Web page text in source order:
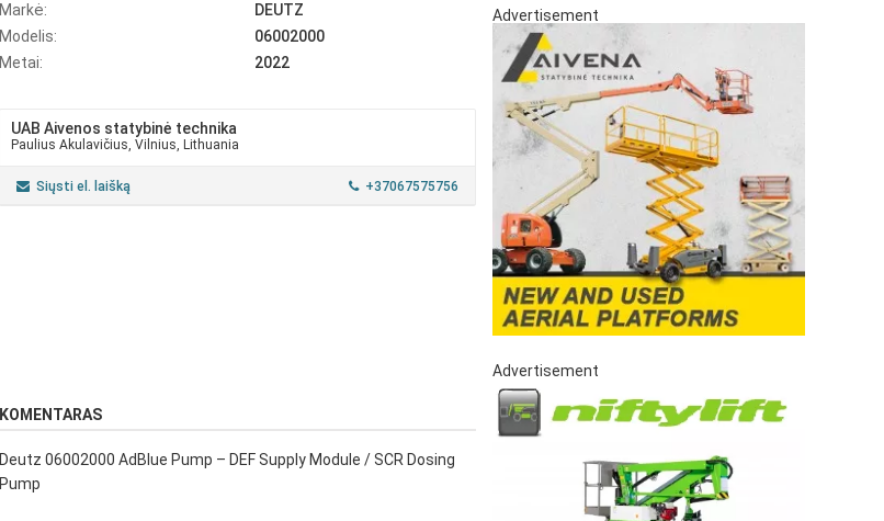
Markė:
DEUTZ
Modelis:
06002000
Metai:
2022
UAB Aivenos statybinė technika
Paulius Akulavičius, Vilnius, Lithuania
Siųsti el. laišką +37067575756
KOMENTARAS
Deutz 06002000 AdBlue Pump – DEF Supply Module / SCR Dosing
Pump
Advertisement
Advertisement